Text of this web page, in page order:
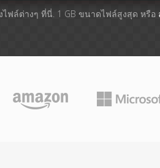
ไฟล์ต่างๆ​ ที่นี่. 1 GB ขนาดไฟล์สูงสุด หรือ